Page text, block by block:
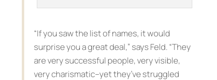
“If you saw the list of names, it would
surprise you a great deal,” says Feld. “They
are very successful people, very visible,
very charismatic–yet they’ve struggled